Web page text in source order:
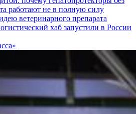
работают не в полную силу
ветеринарного препарата
хаб запустили в России